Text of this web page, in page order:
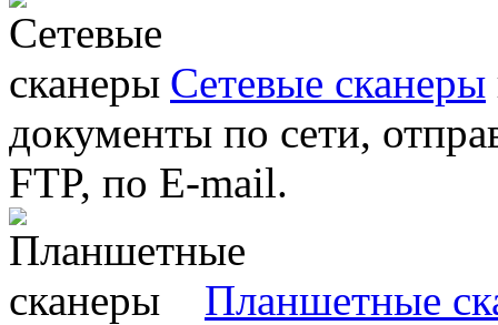
Сетевые сканеры
документы по сети,
FTP, по E-mail.
Планшетные